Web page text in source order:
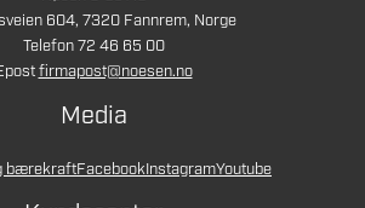
604, 7320 Fannrem, Norge
Telefon 72 46 65 00
firmapost@noesen.no
Media
bærekraftFacebookInstagramYoutube